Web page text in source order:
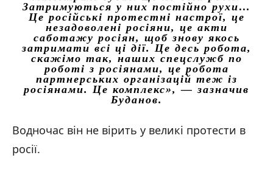
Затримуються у них постійно рухи…
Це російські протестні настрої, це
незадоволені росіяни, це акти
саботажу росіян, щоб знову якось
затримати всі ці дії. Це десь робота,
скажімо так, наших спецслужб по
роботі з росіянами, це робота
партнерських організацій теж із
росіянами. Це комплекс», — зазначив
Буданов.
Водночас він не вірить у великі протести в
росії.